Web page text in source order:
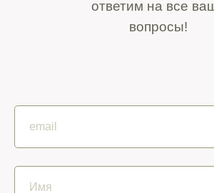
ответим на все
вопросы!